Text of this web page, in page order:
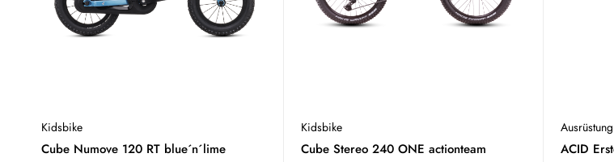
Kidsbike
Cube Numove 120 RT blue´n´lime
Kidsbike
Cube Stereo 240 ONE actionteam
Ausrüstung
ACID